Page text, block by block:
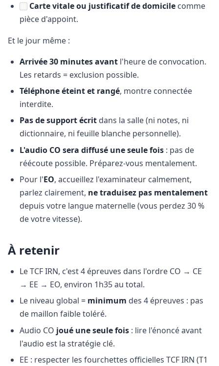
Carte vitale ou justificatif de domicile comme
pièce d'appoint.
Et le jour même :
Arrivée 30 minutes avant l'heure de convocation.
Les retards = exclusion possible.
Téléphone éteint et rangé, montre connectée
interdite.
Pas de support écrit dans la salle (ni notes, ni
dictionnaire, ni feuille blanche personnelle).
L'audio CO sera diffusé une seule fois : pas de
réécoute possible. Préparez-vous mentalement.
Pour l'EO, accueillez l'examinateur calmement,
parlez clairement, ne traduisez pas mentalement
depuis votre langue maternelle (vous perdez 30 %
de votre vitesse).
À retenir
Le TCF IRN, c'est 4 épreuves dans l'ordre CO → CE
→ EE → EO, environ 1h35 au total.
Le niveau global = minimum des 4 épreuves : pas
de maillon faible toléré.
Audio CO joué une seule fois : lire l'énoncé avant
l'audio est la stratégie clé.
EE : respecter les fourchettes officielles TCF IRN (T1